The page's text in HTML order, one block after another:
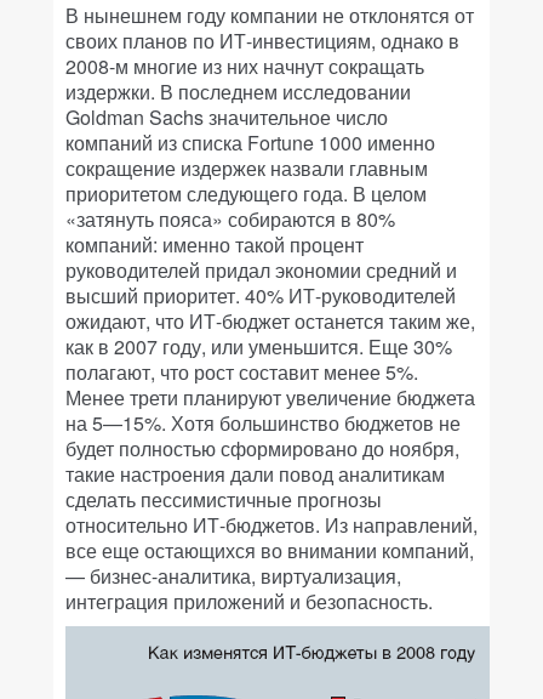
В нынешнем году компании не отклонятся от
своих планов по ИТ-инвестициям, однако в
2008-м многие из них начнут сокращать
издержки. В последнем исследовании
Goldman Sachs значительное число
компаний из списка Fortune 1000 именно
сокращение издержек назвали главным
приоритетом следующего года. В целом
«затянуть пояса» собираются в 80%
компаний: именно такой процент
руководителей придал экономии средний и
высший приоритет. 40% ИТ-руководителей
ожидают, что ИТ-бюджет останется таким же,
как в 2007 году, или уменьшится. Еще 30%
полагают, что рост составит менее 5%.
Менее трети планируют увеличение бюджета
на 5—15%. Хотя большинство бюджетов не
будет полностью сформировано до ноября,
такие настроения дали повод аналитикам
сделать пессимистичные прогнозы
относительно ИТ-бюджетов. Из направлений,
все еще остающихся во внимании компаний,
— бизнес-аналитика, виртуализация,
интеграция приложений и безопасность.